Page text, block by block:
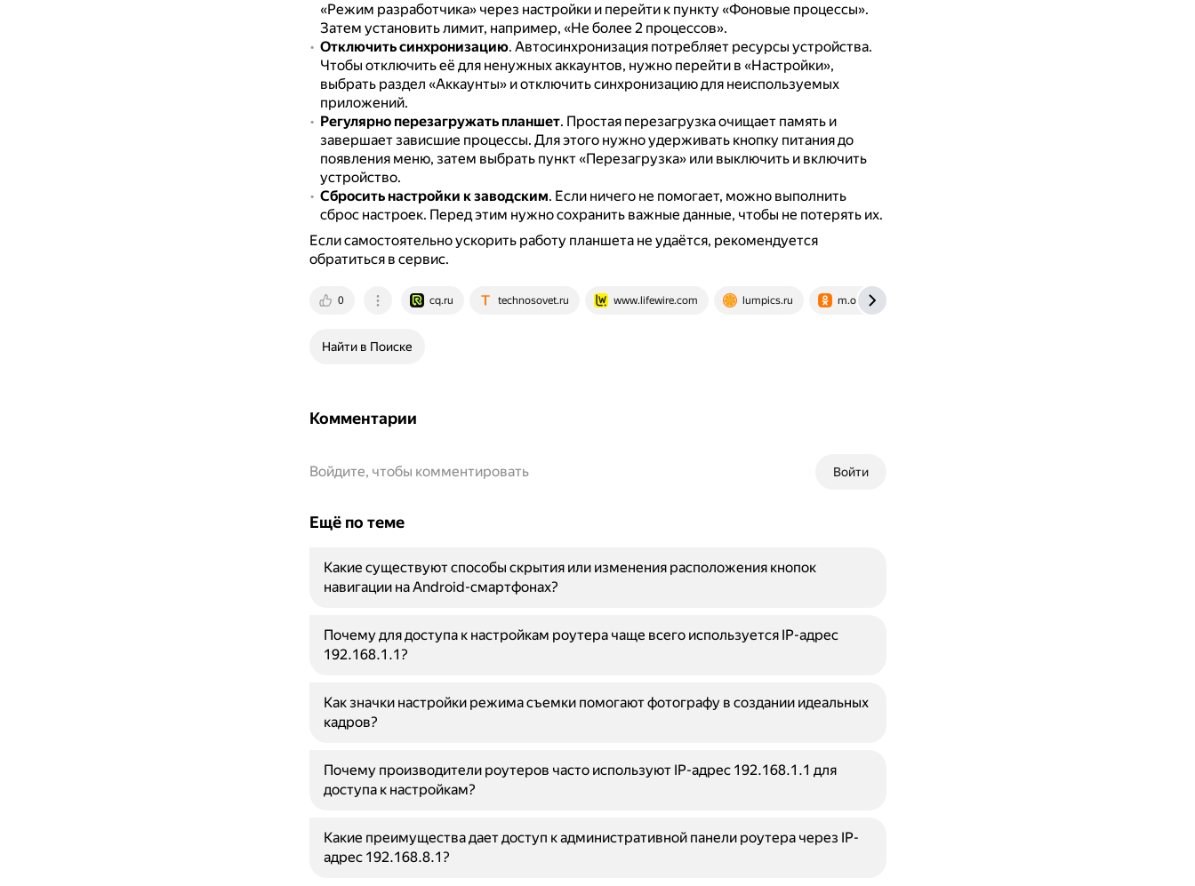
«Режим разработчика» через настройки и перейти к пункту «Фоновые процессы».
Затем установить лимит, например, «Не более 2 процессов».
Отключить синхронизацию. Автосинхронизация потребляет ресурсы устройства.
Чтобы отключить её для ненужных аккаунтов, нужно перейти в «Настройки»,
выбрать раздел «Аккаунты» и отключить синхронизацию для неиспользуемых
приложений.
Регулярно перезагружать планшет. Простая перезагрузка очищает память и
завершает зависшие процессы. Для этого нужно удерживать кнопку питания до
появления меню, затем выбрать пункт «Перезагрузка» или выключить и включить
устройство.
Сбросить настройки к заводским. Если ничего не помогает, можно выполнить
сброс настроек. Перед этим нужно сохранить важные данные, чтобы не потерять их.
Если самостоятельно ускорить работу планшета не удаётся, рекомендуется
обратиться в сервис.
0 cq.ru technosovet.ru www.lifewire.com lumpics.ru m.ok.ru
Найти в Поиске
Комментарии
Войти
Войдите, чтобы комментировать
Ещё по теме
Какие существуют способы скрытия или изменения расположения кнопок
навигации на Android-смартфонах?
Почему для доступа к настройкам роутера чаще всего используется IP-адрес
192.168.1.1?
Как значки настройки режима съемки помогают фотографу в создании идеальных
кадров?
Почему производители роутеров часто используют IP-адрес 192.168.1.1 для
доступа к настройкам?
Какие преимущества дает доступ к административной панели роутера через IP-
адрес 192.168.8.1?